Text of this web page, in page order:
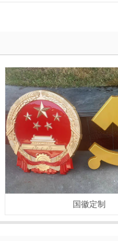
国徽定制